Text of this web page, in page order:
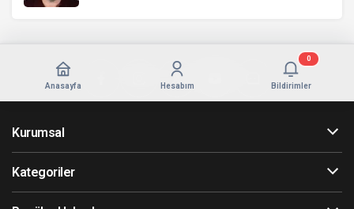
Anasayfa Hesabım Bildirimler
0
Kurumsal
Kategoriler